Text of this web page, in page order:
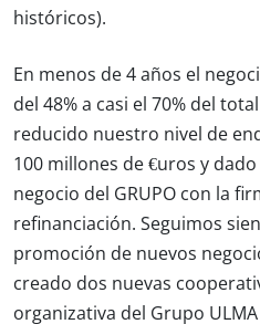
históricos).
En menos de 4 años el
del 48% a casi el 70% del
reducido nuestro nivel de
100 millones de €uros y
negocio del GRUPO con la
refinanciación. Seguimos
promoción de nuevos
creado dos nuevas
organizativa del Grupo